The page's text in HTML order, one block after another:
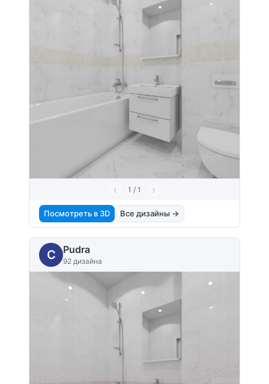
‹ 1 / 1 ›
Посмотреть в 3D Все дизайны →
C Pudra
92 дизайна